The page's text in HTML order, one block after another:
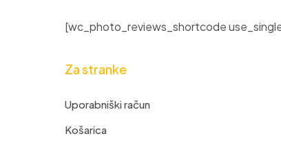
[wc_photo_reviews_shortcode
Za stranke
Uporabniški račun
Košarica